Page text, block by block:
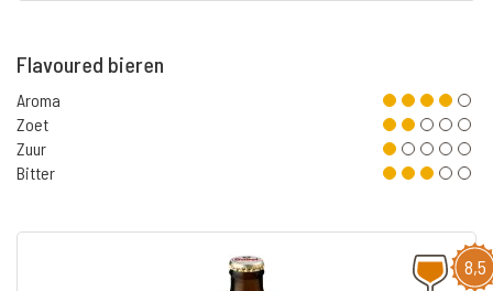
Flavoured bieren
Aroma
Zoet
Zuur
Bitter
8,5